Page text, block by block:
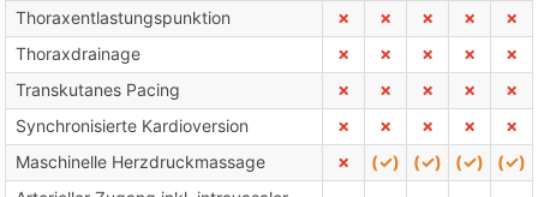
Thoraxentlastungspunktion
✗ ✗ ✗ ✗
✗
Thoraxdrainage
✗ ✗ ✗ ✗
✗
Transkutanes Pacing
✗ ✗ ✗ ✗
✗
Synchronisierte Kardioversion
✗ ✗ ✗ ✗
✗
Maschinelle Herzdruckmassage
✗ (✓) (✓) (✓)
(✓)